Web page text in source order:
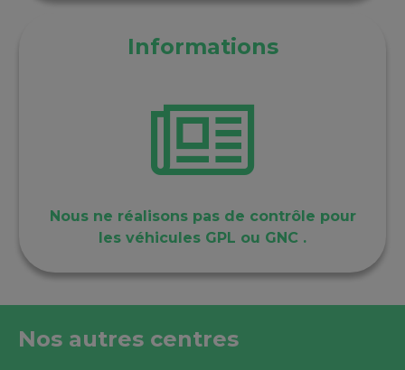
Informations
Nous ne réalisons pas de contrôle pour
les véhicules GPL ou GNC .
Nos autres centres